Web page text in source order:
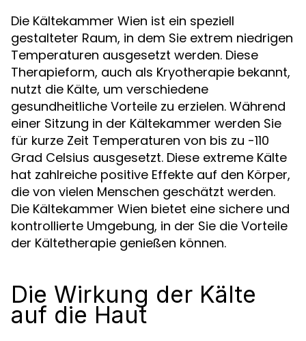
Die Kältekammer Wien ist ein speziell
gestalteter Raum, in dem Sie extrem niedrigen
Temperaturen ausgesetzt werden. Diese
Therapieform, auch als Kryotherapie bekannt,
nutzt die Kälte, um verschiedene
gesundheitliche Vorteile zu erzielen. Während
einer Sitzung in der Kältekammer werden Sie
für kurze Zeit Temperaturen von bis zu -110
Grad Celsius ausgesetzt. Diese extreme Kälte
hat zahlreiche positive Effekte auf den Körper,
die von vielen Menschen geschätzt werden.
Die Kältekammer Wien bietet eine sichere und
kontrollierte Umgebung, in der Sie die Vorteile
der Kältetherapie genießen können.
Die Wirkung der Kälte
auf die Haut